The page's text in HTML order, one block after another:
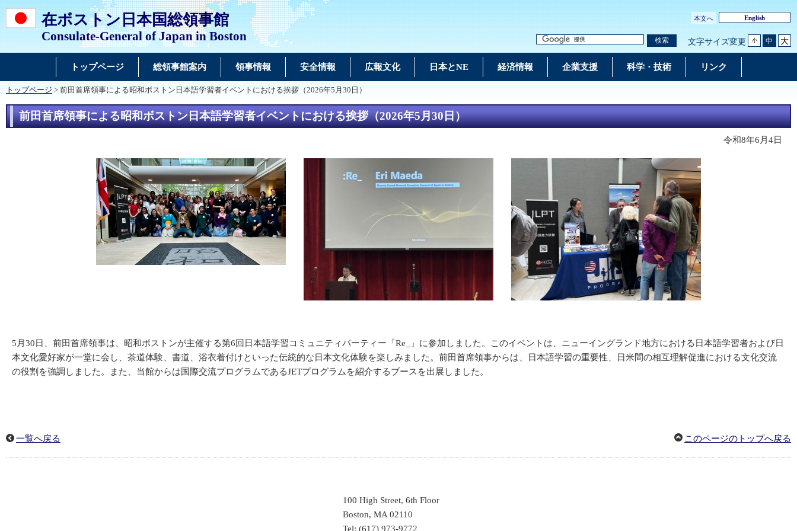
在ボストン日本国総領事館
Consulate-General of Japan in Boston
本文へ English
検索 文字サイズ変更 小 中 大
トップページ 総領事館案内 領事情報 安全情報 広報文化 日本とNE 経済情報 企業支援 科学・技術 リンク
トップページ > 前田首席領事による昭和ボストン日本語学習者イベントにおける挨拶（2026年5月30日）
前田首席領事による昭和ボストン日本語学習者イベントにおける挨拶（2026年5月30日）
令和8年6月4日
5月30日、前田首席領事は、昭和ボストンが主催する第6回日本語学習コミュニティパーティー「Re_」に参加しました。このイベントは、ニューイングランド地方における日本語学習者および日
本文化愛好家が一堂に会し、茶道体験、書道、浴衣着付けといった伝統的な日本文化体験を楽しみました。前田首席領事からは、日本語学習の重要性、日米間の相互理解促進における文化交流
の役割を強調しました。また、当館からは国際交流プログラムであるJETプログラムを紹介するブースを出展しました。
一覧へ戻る このページのトップへ戻る
100 High Street, 6th Floor
Boston, MA 02110
Tel: (617) 973-9772